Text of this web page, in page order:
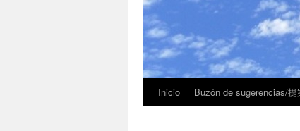
Inicio Buzón de sugerencias/提